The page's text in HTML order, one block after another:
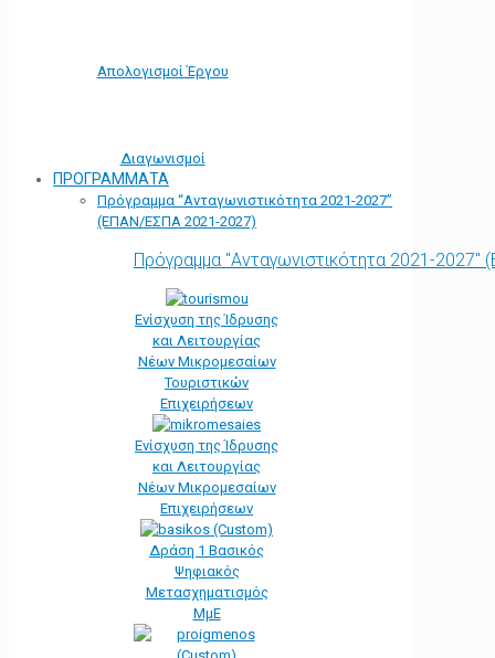
Απολογισμοί Έργου
Διαγωνισμοί
ΠΡΟΓΡΑΜΜΑΤΑ
Πρόγραμμα “Ανταγωνιστικότητα 2021-2027”
(ΕΠΑΝ/ΕΣΠΑ 2021-2027)
Πρόγραμμα "Ανταγωνιστικότητα 2021-
Ενίσχυση της Ίδρυσης
και Λειτουργίας
Νέων Μικρομεσαίων
Τουριστικών
Επιχειρήσεων
Ενίσχυση της Ίδρυσης
και Λειτουργίας
Νέων Μικρομεσαίων
Επιχειρήσεων
Δράση 1 Βασικός
Ψηφιακός
Μετασχηματισμός
ΜμΕ